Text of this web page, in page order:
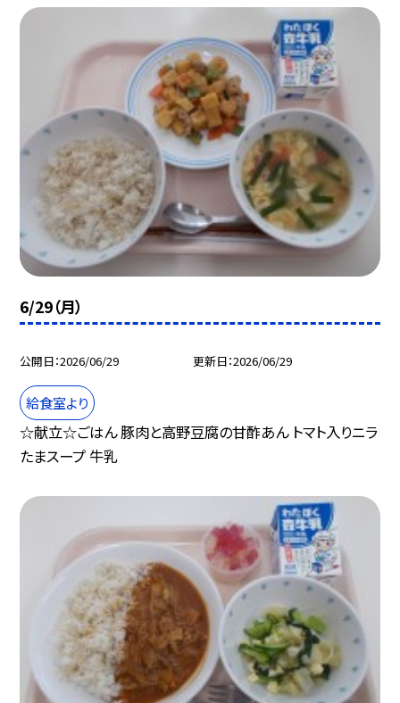
6/29（月）
公開日 2026/06/29 更新日 2026/06/29
給食室より
☆献立☆ごはん 豚肉と高野豆腐の甘酢あん トマト入りニラ
たまスープ 牛乳